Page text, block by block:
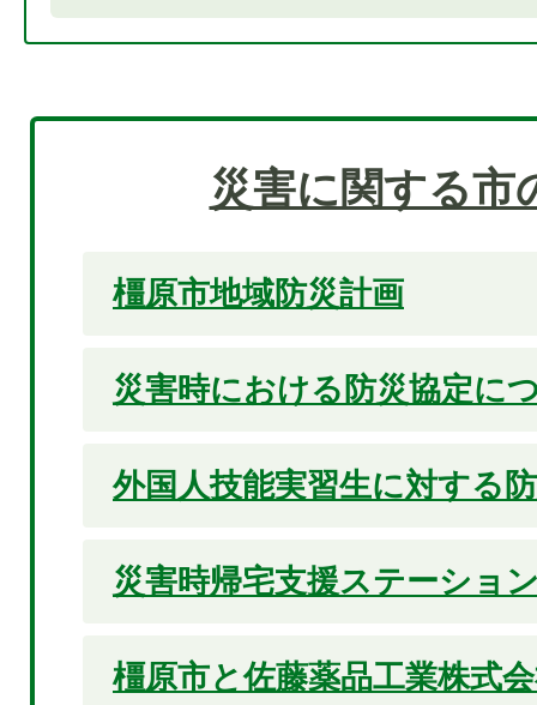
災害に関する市
橿原市地域防災計画
災害時における防災協定に
外国人技能実習生に対する
災害時帰宅支援ステーショ
橿原市と佐藤薬品工業株式